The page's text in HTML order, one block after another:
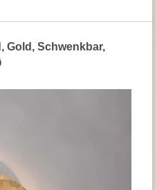
Gold, Schwenkbar,